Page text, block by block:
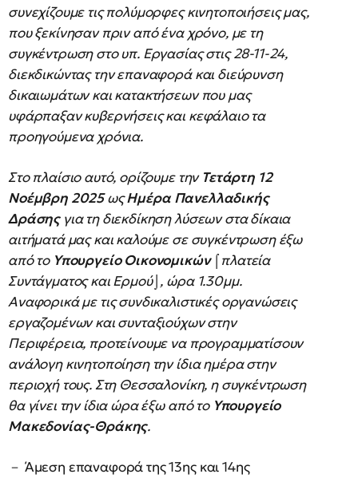
συνεχίζουμε τις πολύμορφες κινητοποιήσεις μας,
που ξεκίνησαν πριν από ένα χρόνο, με τη
συγκέντρωση στο υπ. Εργασίας στις 28-11-24,
διεκδικώντας την επαναφορά και διεύρυνση
δικαιωμάτων και κατακτήσεων που μας
υφάρπαξαν κυβερνήσεις και κεφάλαιο τα
προηγούμενα χρόνια.
Στο πλαίσιο αυτό, ορίζουμε την Τετάρτη 12
Νοέμβρη 2025ωςΗμέρα Πανελλαδικής
Δράσηςγια τη διεκδίκηση λύσεων στα δίκαια
αιτήματά μας και καλούμε σε συγκέντρωση έξω
από το Υπουργείο Οικονομικών⌠πλατεία
Συντάγματος και Ερμού⌡, ώρα 1.30μμ.
Αναφορικά με τις συνδικαλιστικές οργανώσεις
εργαζομένων και συνταξιούχων στην
Περιφέρεια, προτείνουμε να προγραμματίσουν
ανάλογη κινητοποίηση την ίδια ημέρα στην
περιοχή τους. Στη Θεσσαλονίκη, η συγκέντρωση
θα γίνει την ίδια ώρα έξω από το Υπουργείο
Μακεδονίας-Θράκης.
－ Άμεση επαναφορά της 13ης και 14ης